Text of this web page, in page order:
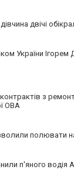
двічі
України Ігорем
з
ОВА
полювати
п'яного водія